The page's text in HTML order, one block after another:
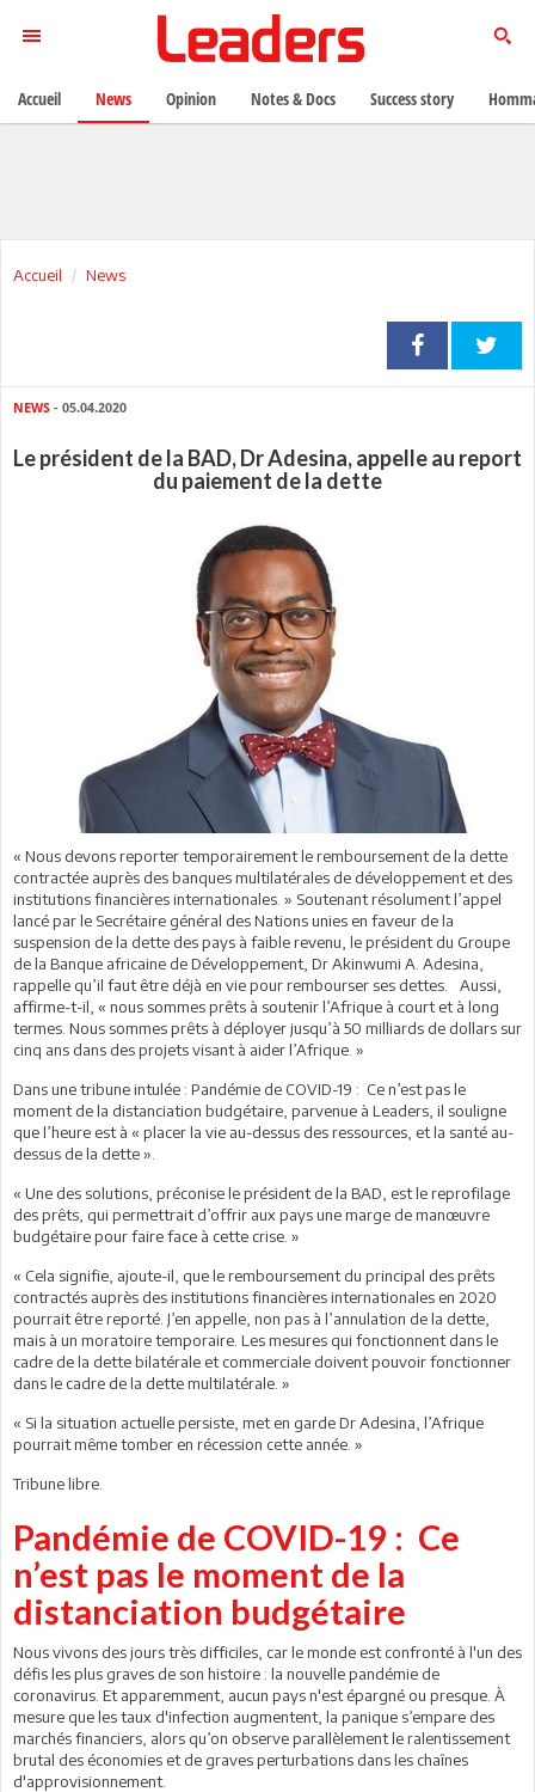
Accueil News
NEWS - 05.04.2020
Le président de la BAD, Dr Adesina, appelle au report
du paiement de la dette
« Nous devons reporter temporairement le remboursement de la dette
contractée auprès des banques multilatérales de développement et des
institutions financières internationales. » Soutenant résolument l’appel
lancé par le Secrétaire général des Nations unies en faveur de la
suspension de la dette des pays à faible revenu, le président du Groupe
de la Banque africaine de Développement, Dr Akinwumi A. Adesina,
rappelle qu’il faut être déjà en vie pour rembourser ses dettes. Aussi,
affirme-t-il, « nous sommes prêts à soutenir l’Afrique à court et à long
termes. Nous sommes prêts à déployer jusqu’à 50 milliards de dollars sur
cinq ans dans des projets visant à aider l’Afrique. »
Dans une tribune intulée : Pandémie de COVID-19 : Ce n’est pas le
moment de la distanciation budgétaire, parvenue à Leaders, il souligne
que l’heure est à « placer la vie au-dessus des ressources, et la santé au-
dessus de la dette ».
« Une des solutions, préconise le président de la BAD, est le reprofilage
des prêts, qui permettrait d’offrir aux pays une marge de manœuvre
budgétaire pour faire face à cette crise. »
« Cela signifie, ajoute-il, que le remboursement du principal des prêts
contractés auprès des institutions financières internationales en 2020
pourrait être reporté. J’en appelle, non pas à l’annulation de la dette,
mais à un moratoire temporaire. Les mesures qui fonctionnent dans le
cadre de la dette bilatérale et commerciale doivent pouvoir fonctionner
dans le cadre de la dette multilatérale. »
« Si la situation actuelle persiste, met en garde Dr Adesina, l’Afrique
pourrait même tomber en récession cette année. »
Tribune libre.
Pandémie de COVID-19 : Ce
n’est pas le moment de la
distanciation budgétaire
Nous vivons des jours très difficiles, car le monde est confronté à l'un des
défis les plus graves de son histoire : la nouvelle pandémie de
coronavirus. Et apparemment, aucun pays n'est épargné ou presque. À
mesure que les taux d'infection augmentent, la panique s’empare des
marchés financiers, alors qu’on observe parallèlement le ralentissement
brutal des économies et de graves perturbations dans les chaînes
d'approvisionnement.
Accueil News Opinion Notes & Docs Success story